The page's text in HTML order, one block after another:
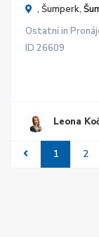
, Šumperk,
Ostatníin
ID 26609
Leona
1 2